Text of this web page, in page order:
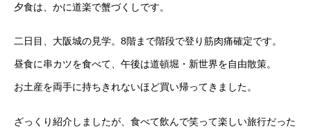
夕食は、かに道楽で蟹づくしです。
二日目、大阪城の見学。8階まで階段で登り筋肉痛確定です。
昼食に串カツを食べて、午後は道頓堀・新世界を自由散策。
お土産を両手に持ちきれないほど買い帰ってきました。
ざっくり紹介しましたが、食べて飲んで笑って楽しい旅行だった